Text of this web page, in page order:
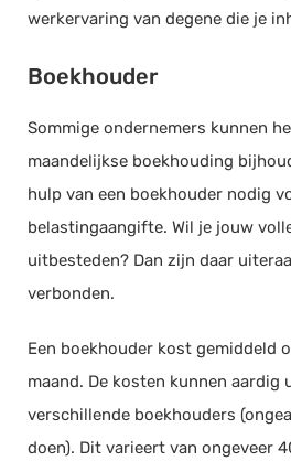
werkervaring van degene die je
Boekhouder
Sommige ondernemers kunnen
maandelijkse boekhouding
hulp van een boekhouder nodig
belastingaangifte. Wil je jouw
uitbesteden? Dan zijn daar
verbonden.
Een boekhouder kost gemiddeld
maand. De kosten kunnen aardig
verschillende boekhouders
doen). Dit varieert van ongeveer